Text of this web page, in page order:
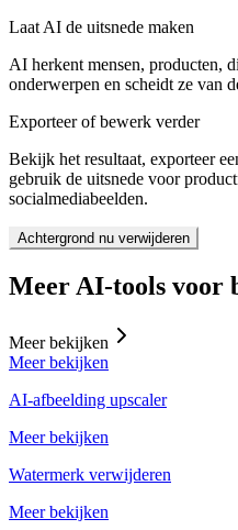
Laat AI de uitsnede maken
AI herkent mensen, producten,
onderwerpen en scheidt ze van
Exporteer of bewerk verder
Bekijk het resultaat, exporteer
gebruik de uitsnede voor
socialmediabeelden.
Achtergrond nu verwijderen
Meer AI-tools voor
Meer bekijken
Meer bekijken
AI-afbeelding upscaler
Meer bekijken
Watermerk verwijderen
Meer bekijken